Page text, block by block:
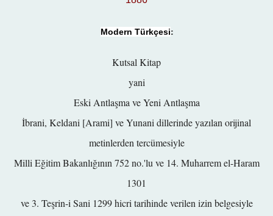
Modern Türkçesi:
Kutsal Kitap
yani
Eski Antlaşma ve Yeni Antlaşma
İbrani, Keldani [Arami] ve Yunani dillerinde yazılan orijinal
metinlerden tercümesiyle
Milli Eğitim Bakanlığının 752 no.'lu ve 14. Muharrem el-Haram
1301
ve 3. Teşrin-i Sani 1299 hicri tarihinde verilen izin belgesiyle